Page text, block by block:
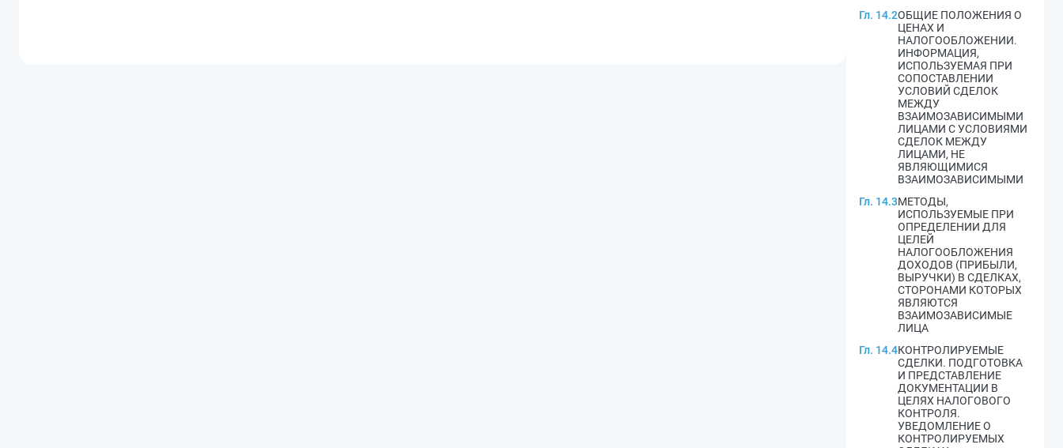
Гл. 14.2ОБЩИЕ ПОЛОЖЕНИЯ О
ЦЕНАХ И
НАЛОГООБЛОЖЕНИИ.
ИНФОРМАЦИЯ,
ИСПОЛЬЗУЕМАЯ ПРИ
СОПОСТАВЛЕНИИ
УСЛОВИЙ СДЕЛОК
МЕЖДУ
ВЗАИМОЗАВИСИМЫМИ
ЛИЦАМИ С УСЛОВИЯМИ
СДЕЛОК МЕЖДУ
ЛИЦАМИ, НЕ
ЯВЛЯЮЩИМИСЯ
ВЗАИМОЗАВИСИМЫМИ
Гл. 14.3МЕТОДЫ,
ИСПОЛЬЗУЕМЫЕ ПРИ
ОПРЕДЕЛЕНИИ ДЛЯ
ЦЕЛЕЙ
НАЛОГООБЛОЖЕНИЯ
ДОХОДОВ (ПРИБЫЛИ,
ВЫРУЧКИ) В СДЕЛКАХ,
СТОРОНАМИ КОТОРЫХ
ЯВЛЯЮТСЯ
ВЗАИМОЗАВИСИМЫЕ
ЛИЦА
Гл. 14.4КОНТРОЛИРУЕМЫЕ
СДЕЛКИ. ПОДГОТОВКА
И ПРЕДСТАВЛЕНИЕ
ДОКУМЕНТАЦИИ В
ЦЕЛЯХ НАЛОГОВОГО
КОНТРОЛЯ.
УВЕДОМЛЕНИЕ О
КОНТРОЛИРУЕМЫХ